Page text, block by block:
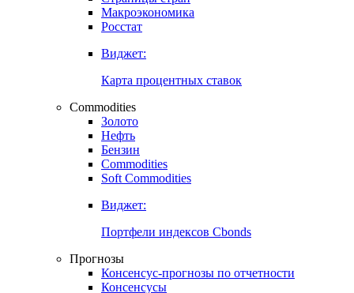
Макроэкономика
Росстат
Виджет:
Карта процентных ставок
Commodities
Золото
Нефть
Бензин
Commodities
Soft Commodities
Виджет:
Портфели индексов Cbonds
Прогнозы
Консенсус-прогнозы по отчетности
Консенсусы